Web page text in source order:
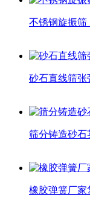
不锈钢旋振筛
砂石直线筛张
筛分铸造砂石
橡胶弹簧厂家